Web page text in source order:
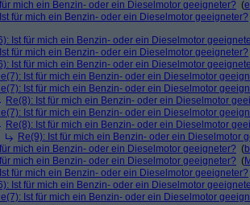
mich ein Benzin- oder ein Dieselmotor geeigneter? (
für mich ein Benzin- oder ein Dieselmotor geeigneter?
Ist für mich ein Benzin- oder ein Dieselmotor
für mich ein Benzin- oder ein Dieselmotor geeigneter?
Ist für mich ein Benzin- oder ein Dieselmotor
Ist für mich ein Benzin- oder ein Dieselmotor
Ist für mich ein Benzin- oder ein Dieselmotor
Re(8): Ist für mich ein Benzin- oder ein Dieselmotor
Ist für mich ein Benzin- oder ein Dieselmotor
Re(8): Ist für mich ein Benzin- oder ein Dieselmotor
Re(9): Ist für mich ein Benzin- oder ein Dieselmotor
mich ein Benzin- oder ein Dieselmotor geeigneter? (
mich ein Benzin- oder ein Dieselmotor geeigneter? (
für mich ein Benzin- oder ein Dieselmotor geeigneter?
Ist für mich ein Benzin- oder ein Dieselmotor
Ist für mich ein Benzin- oder ein Dieselmotor